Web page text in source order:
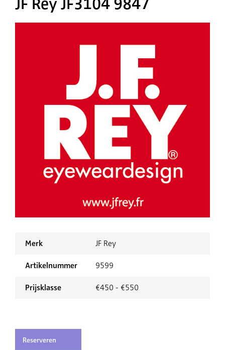
Merk JF Rey
Artikelnummer 9599
Prijsklasse €450 - €550
Reserveren